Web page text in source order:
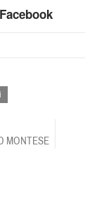
MONTESE